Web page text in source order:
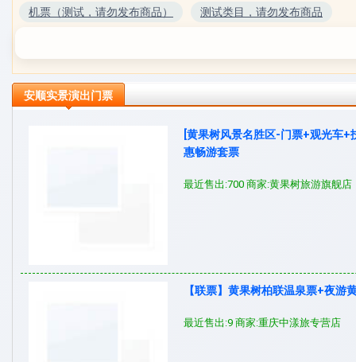
机票（测试，请勿发布商品） 测试类目，请勿发布商品
安顺实景演出门票
[黄果树风景名胜区-门票+观光车
惠畅游套票
最近售出:700 商家:黄果树旅游旗舰店
【联票】黄果树柏联温泉票+夜游
最近售出:9 商家:重庆中漾旅专营店